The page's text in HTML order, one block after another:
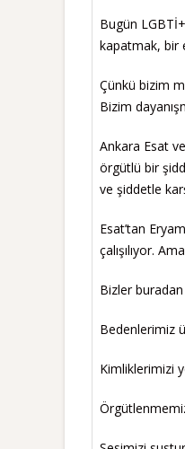
Bugün
kapatmak, bir
Çünkü bizim
Bizim
Ankara Esat
örgütlü bir
ve şiddetle
Esat’tan
çalışılıyor.
Bizler
Bedenlerimiz
Kimliklerimizi